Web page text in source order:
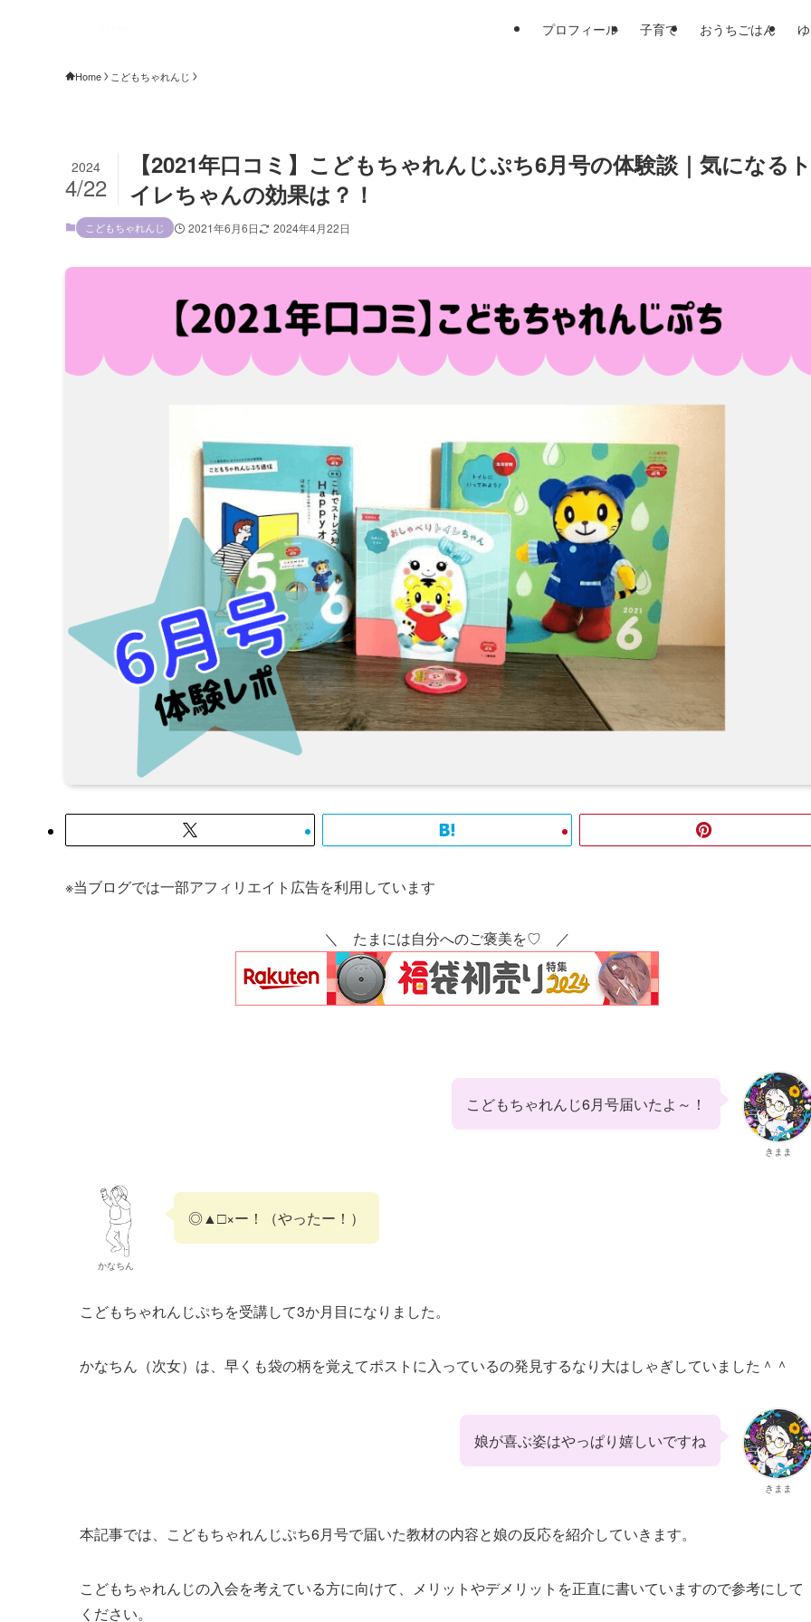
プロフィール 子育て おうちごはん
Home こどもちゃれんじ
【2021年口コミ】こどもちゃれんじぷち6月号の体験談｜気になるト
イレちゃんの効果は？！
2024
4/22
こどもちゃれんじ 2021年6月6日 2024年4月22日
※当ブログでは一部アフィリエイト広告を利用しています
＼ たまには自分へのご褒美を♡ ／
きまま
こどもちゃれんじ6月号届いたよ～！
かなちん
◎▲□×ー！（やったー！）
こどもちゃれんじぷちを受講して3か月目になりました。
かなちん（次女）は、早くも袋の柄を覚えてポストに入っているの発見するなり大はしゃぎしていました＾＾
きまま
娘が喜ぶ姿はやっぱり嬉しいですね
本記事では、こどもちゃれんじぷち6月号で届いた教材の内容と娘の反応を紹介していきます。
こどもちゃれんじの入会を考えている方に向けて、メリットやデメリットを正直に書いていますので参考にして
ください。